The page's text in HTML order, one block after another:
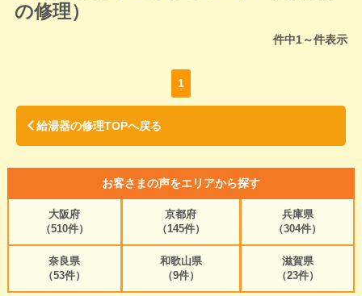
の修理）
件中1～件表示
1
給湯器の修理TOPへ戻る
お客さまの声をエリアから探す
大阪府
（510件）
京都府
（145件）
兵庫県
（304件）
奈良県
（53件）
和歌山県
（9件）
滋賀県
（23件）